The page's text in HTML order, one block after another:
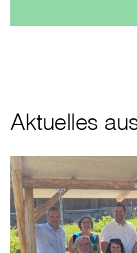
Aktuelles